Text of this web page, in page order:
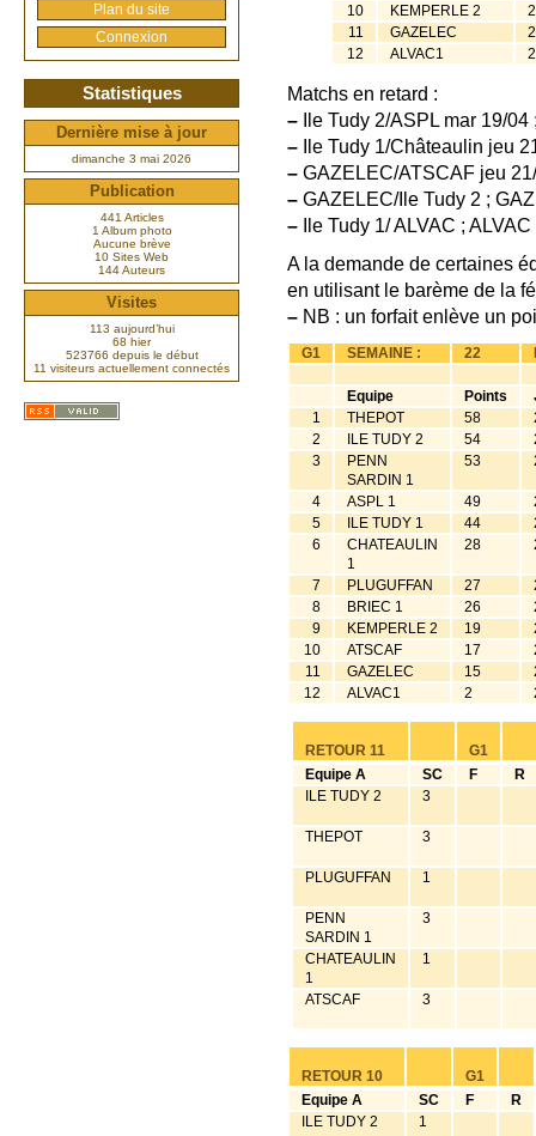
10
KEMPERLE 2
11
GAZELEC
12
ALVAC1
Matchs en retard :
– Ile Tudy 2/ASPL mar 19/04
– Ile Tudy 1/Châteaulin jeu
– GAZELEC/ATSCAF jeu
– GAZELEC/Ile Tudy 2 ;
– Ile Tudy 1/ ALVAC ; ALVAC
A la demande de certaines
en utilisant le barème de la
– NB : un forfait enlève un
G1 SEMAINE : 22
Equipe Points
1
THEPOT 58
2
ILE TUDY 2 54
3
PENN
SARDIN 1
53
4 ASPL 1 49
5
ILE TUDY 1 44
6
CHATEAULIN
1
28
7 PLUGUFFAN 27
8
BRIEC 1 26
9
KEMPERLE 2 19
10
ATSCAF 17
11
GAZELEC 15
12
ALVAC1 2
RETOUR 11
G1
Equipe A
SC F
R
ILE TUDY 2
3
THEPOT 3
PLUGUFFAN 1
PENN
SARDIN 1
3
CHATEAULIN
1
1
ATSCAF 3
RETOUR 10
G1
Equipe A
SC F
R
ILE TUDY 2
1
Plan du site
Connexion
Statistiques
Dernière mise à jour
dimanche 3 mai 2026
Publication
441 Articles
1 Album photo
Aucune brève
10 Sites Web
144 Auteurs
Visites
113 aujourd’hui
68 hier
523766 depuis le début
11 visiteurs actuellement connectés